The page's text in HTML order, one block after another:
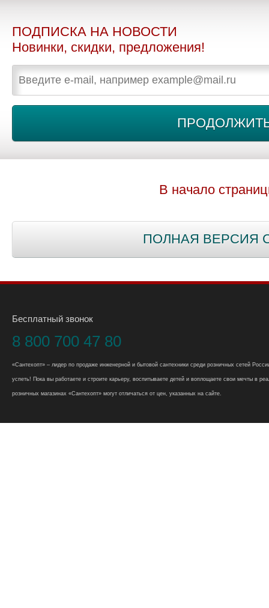
ПОДПИСКА НА НОВОСТИ
Новинки, скидки, предложения!
В начало
ПОЛНАЯ ВЕРСИЯ
Бесплатный звонок
8 800 700 47 80
«Сантехопт» – лидер по продаже инженерной и бытовой сантехники среди розничных сетей
успеть! Пока вы работаете и строите карьеру, воспитываете детей и воплощаете свои мечты в
розничных магазинах «Сантехопт» могут отличаться от цен, указанных на сайте.